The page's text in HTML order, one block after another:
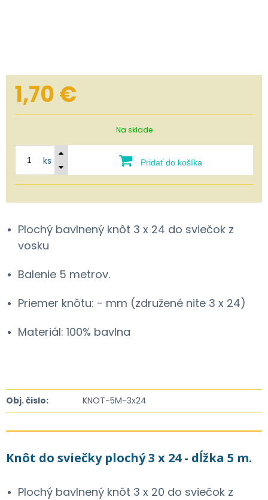
1,70€
Na sklade
ks Pridať do košíka
Plochý bavlnený knôt 3 x 24 do sviečok z
vosku
Balenie 5 metrov.
Priemer knôtu: - mm (združené nite 3 x 24)
Materiál: 100% bavlna
Obj. čislo: KNOT-5M-3x24
Knôt do sviečky plochý 3 x 24 - dĺžka 5 m.
Plochý bavlnený knôt 3 x 20 do sviečok z